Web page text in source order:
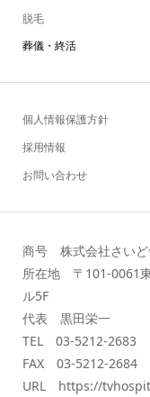
脱毛
葬儀・終活
個人情報保護方針
採用情報
お問い合わせ
商号 株式会社さいど
所在地 〒101-0061
ル5F
代表 黒田栄一
TEL 03-5212-2683
FAX 03-5212-2684
URL https://